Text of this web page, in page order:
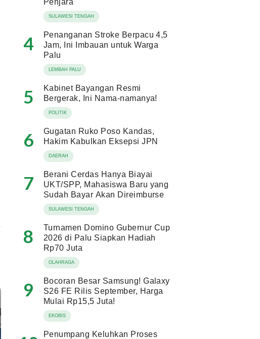
SULAWESI TENGAH
4
Penanganan Stroke Berpacu 4,5
Jam, Ini Imbauan untuk Warga
Palu
LEMBAH PALU
5
Kabinet Bayangan Resmi
Bergerak, Ini Nama-namanya!
POLITIK
6
Gugatan Ruko Poso Kandas,
Hakim Kabulkan Eksepsi JPN
DAERAH
7
Berani Cerdas Hanya Biayai
UKT/SPP, Mahasiswa Baru yang
Sudah Bayar Akan Direimburse
SULAWESI TENGAH
8
Turnamen Domino Gubernur Cup
2026 di Palu Siapkan Hadiah
Rp70 Juta
OLAHRAGA
9
Bocoran Besar Samsung! Galaxy
S26 FE Rilis September, Harga
Mulai Rp15,5 Juta!
EKOBIS
Penumpang Keluhkan Proses